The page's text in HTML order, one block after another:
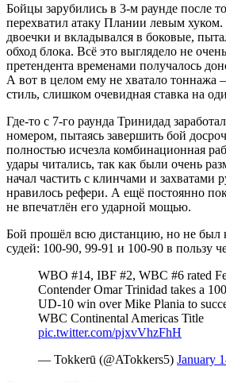
Бойцы зарубились в 3-м раунде после
перехватил атаку Плании левым
двоечки и вкладывался в боковые,
обход блока. Всё это выглядело не
претендента временами получалось
А вот в целом ему не хватало
стиль, слишком очевидная ставка на
Где-то с 7-го раунда Тринидад
номером, пытаясь завершить бой
полностью исчезла комбинационная
удары читались, так как были очень
начал частить с клинчами и захватами
нравилось рефери. А ещё постоянно
не впечатлён его ударной мощью.
Бой прошёл всю дистанцию, но не был
судей: 100-90, 99-91 и 100-90 в пользу
WBO #14, IBF #2, WBC #6 rated
Contender Omar Trinidad takes a
UD-10 win over Mike Plania to
WBC Continental Americas Title
pic.twitter.com/pjxvVhzFhH
— Tokkerū (@ATokkers5) January